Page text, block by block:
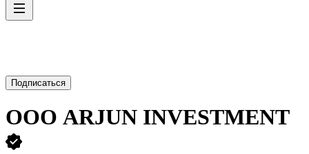
Подписаться
ООО ARJUN INVESTMENT